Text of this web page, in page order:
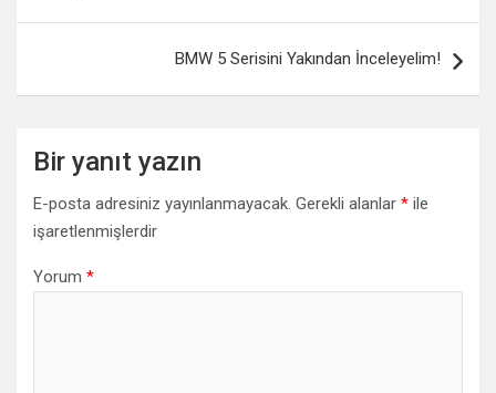
BMW 5 Serisini Yakından İnceleyelim!
Bir yanıt yazın
E-posta adresiniz yayınlanmayacak. Gerekli alanlar * ile
işaretlenmişlerdir
Yorum *